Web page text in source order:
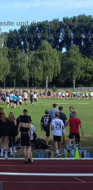
und die
der Seite